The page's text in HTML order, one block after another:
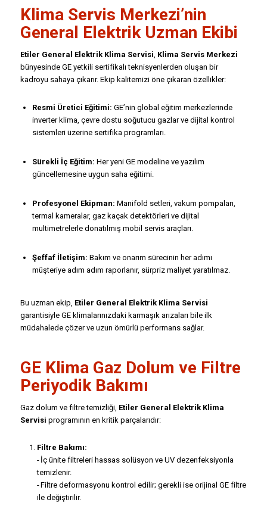
Klima Servis Merkezi’nin
General Elektrik Uzman Ekibi
Etiler General Elektrik Klima Servisi, Klima Servis Merkezi
bünyesinde GE yetkili sertifikalı teknisyenlerden oluşan bir
kadroyu sahaya çıkarır. Ekip kalitemizi öne çıkaran özellikler:
Resmi Üretici Eğitimi: GE’nin global eğitim merkezlerinde
inverter klima, çevre dostu soğutucu gazlar ve dijital kontrol
sistemleri üzerine sertifika programları.
Sürekli İç Eğitim: Her yeni GE modeline ve yazılım
güncellemesine uygun saha eğitimi.
Profesyonel Ekipman: Manifold setleri, vakum pompaları,
termal kameralar, gaz kaçak detektörleri ve dijital
multimetrelerle donatılmış mobil servis araçları.
Şeffaf İletişim: Bakım ve onarım sürecinin her adımı
müşteriye adım adım raporlanır, sürpriz maliyet yaratılmaz.
Bu uzman ekip, Etiler General Elektrik Klima Servisi
garantisiyle GE klimalarınızdaki karmaşık arızaları bile ilk
müdahalede çözer ve uzun ömürlü performans sağlar.
GE Klima Gaz Dolum ve Filtre
Periyodik Bakımı
Gaz dolum ve filtre temizliği, Etiler General Elektrik Klima
Servisi programının en kritik parçalarıdır:
Filtre Bakımı:
- İç ünite filtreleri hassas solüsyon ve UV dezenfeksiyonla
temizlenir.
- Filtre deformasyonu kontrol edilir; gerekli ise orijinal GE filtre
ile değiştirilir.